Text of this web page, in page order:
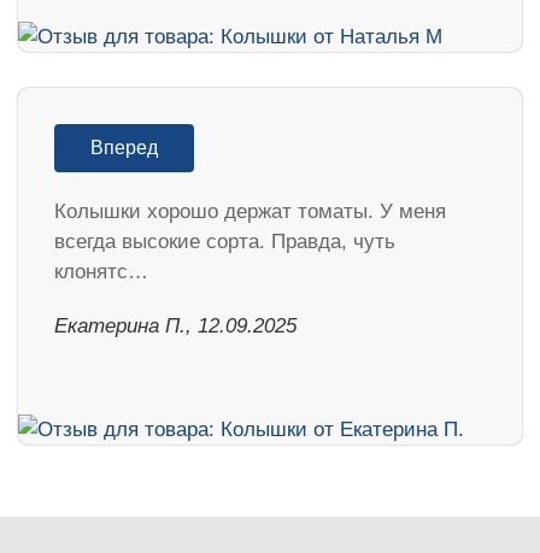
Вперед
Колышки хорошо держат томаты. У меня
всегда высокие сорта. Правда, чуть
клонятс…
Екатерина П., 12.09.2025